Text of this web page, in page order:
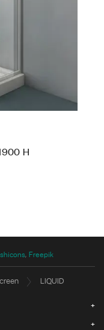
H
, Freepik
LIQUID